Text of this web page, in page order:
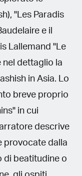
"Les Paradis
e il
Lallemand "Le
nel dettaglio la
in Asia. Lo
breve proprio
in cui
descrive
provocate dalla
di beatitudine o